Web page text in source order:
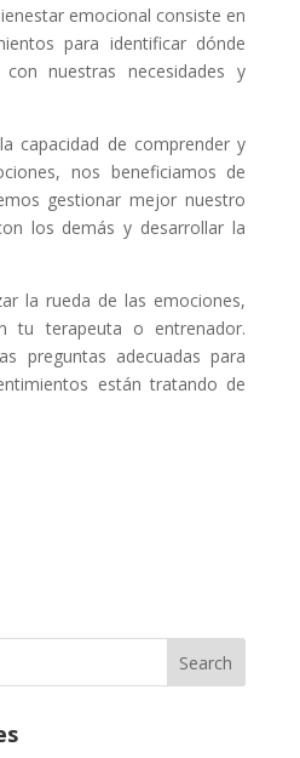
emocional consiste en
para identificar dónde
con nuestras necesidades y
capacidad de comprender y
nos beneficiamos de
gestionar mejor nuestro
los demás y desarrollar la
la rueda de las emociones,
tu terapeuta o entrenador.
preguntas adecuadas para
están tratando de